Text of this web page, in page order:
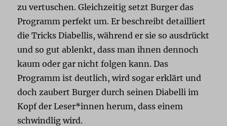
zu vertuschen. Gleichzeitig setzt Burger das
Programm perfekt um. Er beschreibt detailliert
die Tricks Diabellis, während er sie so ausdrückt
und so gut ablenkt, dass man ihnen dennoch
kaum oder gar nicht folgen kann. Das
Programm ist deutlich, wird sogar erklärt und
doch zaubert Burger durch seinen Diabelli im
Kopf der Leser*innen herum, dass einem
schwindlig wird.